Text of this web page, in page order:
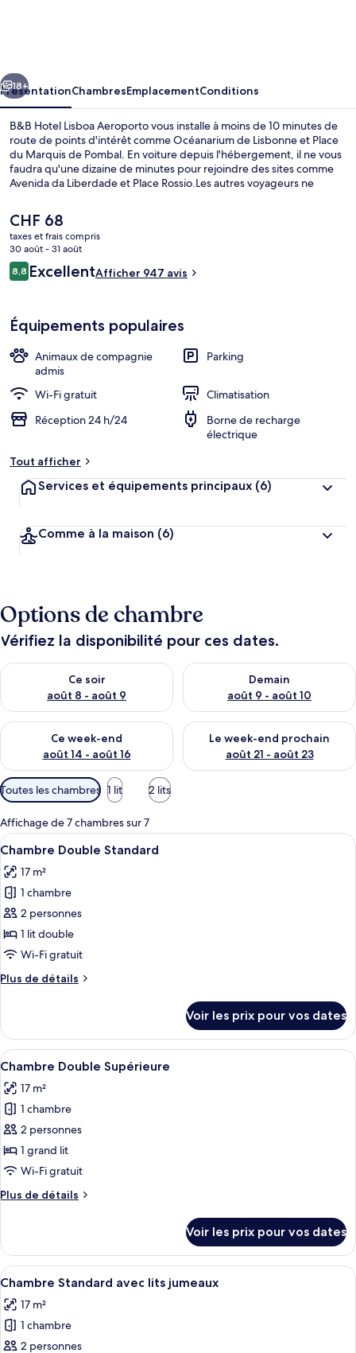
Suivant
18+
PrésentationChambresEmplacementConditions
B&B Hotel Lisboa Aeroporto vous installe à moins de 10 minutes de
route de points d'intérêt comme Océanarium de Lisbonne et Place
du Marquis de Pombal. En voiture depuis l'hébergement, il ne vous
faudra qu'une dizaine de minutes pour rejoindre des sites comme
Avenida da Liberdade et Place Rossio.Les autres voyageurs ne
Le
prix
actuel
est
de
CHF 68
taxes et frais compris
30 août - 31 août
Avis
voyageurs
8,88,8 sur 10
ExcellentAfficher 947 avis
Équipements populaires
Animaux de compagnie
admis
Parking
Wi-Fi gratuit
Climatisation
Réception 24 h/24
Borne de recharge
électrique
Tout afficher
Services et équipements principaux (6)
Comme à la maison (6)
Options de chambre
Vérifiez la disponibilité pour ces dates.
Ce soir
août 8 - août 9
Vérifier la disponibilité pour ce soir août 8 - août 9
Demain
août 9 - août 10
Vérifier la disponibilité pour
Ce week-end
août 14 - août 16
Vérifier la disponibilité pour ce week-end août 14 - août 16
Le week-end prochain
août 21 - août 23
Vérifier la disponibilité pour
Filtres
disponibles
pour
les
chambres
Toutes les chambres 1 lit 2 lits
Affichage de 7 chambres sur 7
Afficher
toutes
les
photos
pour
ce
type
chambre :
Standard
Une chambre d’hôtel moderne
4
Chambre Double Standard
17 m²
1 chambre
2 personnes
1 lit double
Wi-Fi gratuit
Plus de détails
Plus
le
type
de
Chambre
Double
Standard
Voir les prix pour vos dates
Afficher
toutes
les
photos
pour
ce
type
chambre :
Supérieure
Une chambre d’hôtel avec une tête
4
Chambre Double Supérieure
17 m²
1 chambre
2 personnes
1 grand lit
Wi-Fi gratuit
Plus de détails
Plus
le
type
de
Chambre
Double
Supérieure
Voir les prix pour vos dates
Afficher
toutes
les
photos
pour
Chambre Standard avec lits jumeaux
4
Chambre Standard avec lits jumeaux
17 m²
1 chambre
2 personnes